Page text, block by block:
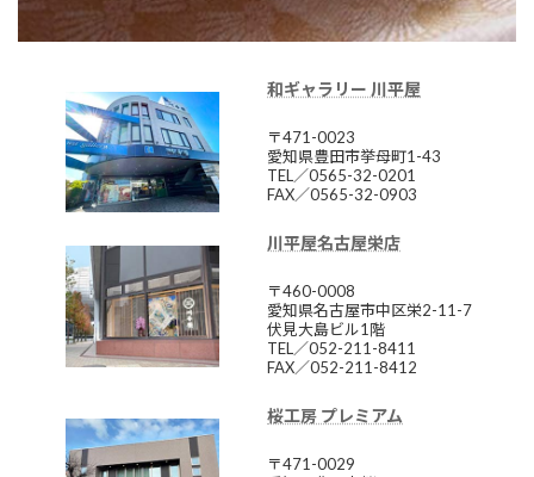
和ギャラリー 川平屋
〒471-0023
愛知県豊田市挙母町1-43
TEL／0565-32-0201
FAX／0565-32-0903
川平屋名古屋栄店
〒460-0008
愛知県名古屋市中区栄2-11-7
伏見大島ビル1階
TEL／052-211-8411
FAX／052-211-8412
桜工房 プレミアム
〒471-0029